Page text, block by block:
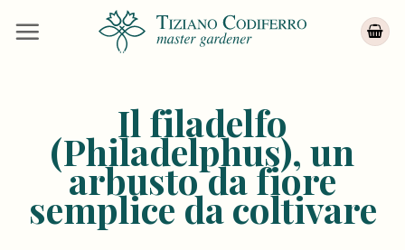
Il filadelfo
(Philadelphus), un
arbusto da fiore
semplice da coltivare